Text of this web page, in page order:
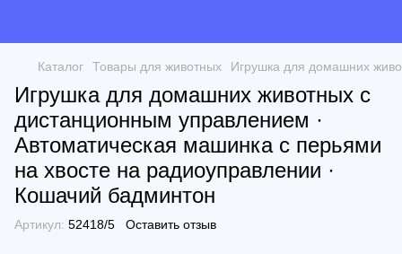
Каталог Товары для животных Игрушка для домашних
Игрушка для домашних животных с
дистанционным управлением ·
Автоматическая машинка с перьями
на хвосте на радиоуправлении ·
Кошачий бадминтон
Артикул: 52418/5 Оставить отзыв